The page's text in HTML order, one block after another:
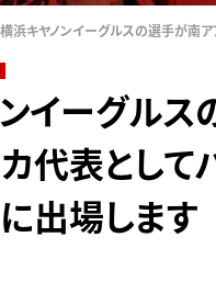
横浜キヤノンイーグルスの選手が南
イーグルス
代表として
出場します